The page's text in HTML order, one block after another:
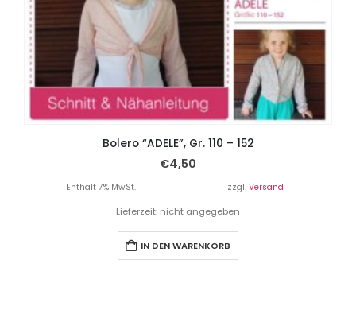
Bolero “ADELE”, Gr. 110 – 152
€4,50
Enthält 7% MwSt. zzgl. Versand
Lieferzeit: nicht angegeben
IN DEN WARENKORB